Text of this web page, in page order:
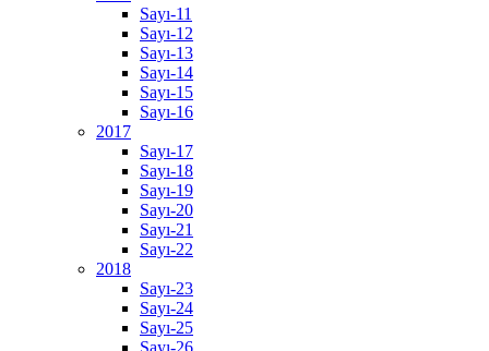
Sayı-11
Sayı-12
Sayı-13
Sayı-14
Sayı-15
Sayı-16
2017
Sayı-17
Sayı-18
Sayı-19
Sayı-20
Sayı-21
Sayı-22
2018
Sayı-23
Sayı-24
Sayı-25
Sayı-26